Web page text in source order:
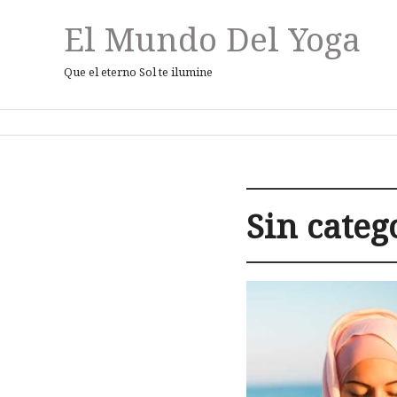
El Mundo Del Yoga
Que el eterno Sol te ilumine
Sin